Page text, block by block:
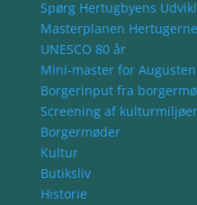
Spørg Hertugbyens
Masterplanen
UNESCO 80 år
Mini-master for
Borgerinput fra
Screening af kulturmiljøer
Borgermøder
Kultur
Butiksliv
Historie